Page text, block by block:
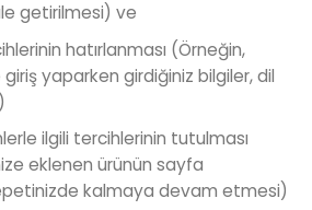
getirilmesi) ve
hatırlanması (Örneğin,
yaparken girdiğiniz bilgiler, dil
ilgili tercihlerinin tutulması
eklenen ürünün sayfa
kalmaya devam etmesi)